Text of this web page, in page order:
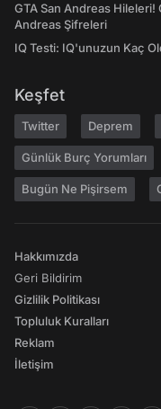
GTA San Andreas
Andreas Şifreleri
IQ Testi: IQ'unuzun Kaç
Keşfet
Twitter Deprem
Günlük Burç Yorumları
Bugün Ne Pişirsem
Hakkımızda
Geri Bildirim
Gizlilik Politikası
Topluluk Kuralları
Reklam
İletişim